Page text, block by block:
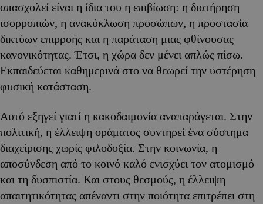
απασχολεί είναι η ίδια του η επιβίωση: η διατήρηση
ισορροπιών, η ανακύκλωση προσώπων, η προστασία
δικτύων επιρροής και η παράταση μιας φθίνουσας
κανονικότητας. Έτσι, η χώρα δεν μένει απλώς πίσω.
Εκπαιδεύεται καθημερινά στο να θεωρεί την υστέρηση
φυσική κατάσταση.
Αυτό εξηγεί γιατί η κακοδαιμονία αναπαράγεται. Στην
πολιτική, η έλλειψη οράματος συντηρεί ένα σύστημα
διαχείρισης χωρίς φιλοδοξία. Στην κοινωνία, η
αποσύνδεση από το κοινό καλό ενισχύει τον ατομισμό
και τη δυσπιστία. Και στους θεσμούς, η έλλειψη
απαιτητικότητας απέναντι στην ποιότητα επιτρέπει στη